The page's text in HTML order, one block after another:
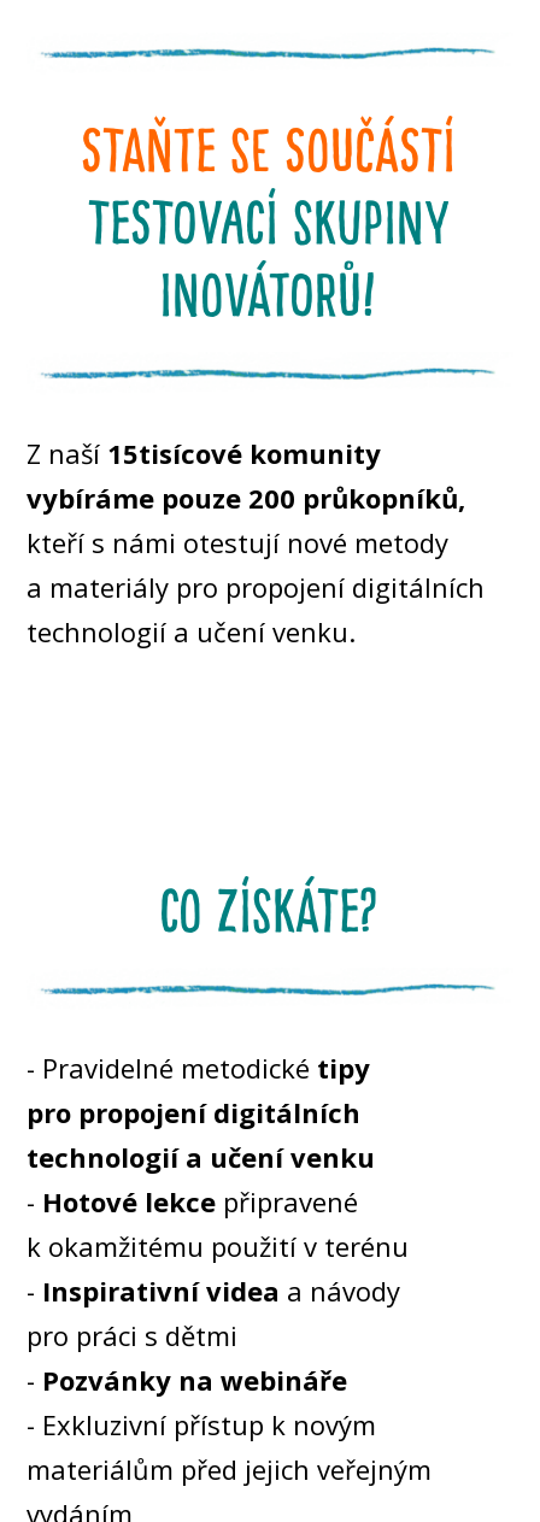
STAŇTE SE SOUČÁSTÍ
testovací SKUPINY
INOVÁTORŮ!
Z naší 15tisícové komunity
vybíráme pouze 200 průkopníků,
kteří s námi otestují nové metody
a materiály pro propojení digitálních
technologií a učení venku.
co získáte?
- Pravidelné metodické tipy
pro propojení digitálních
technologií a učení venku
- Hotové lekce připravené
k okamžitému použití v terénu
- Inspirativní videa a návody
pro práci s dětmi
- Pozvánky na webináře
- Exkluzivní přístup k novým
materiálům před jejich veřejným
vydáním